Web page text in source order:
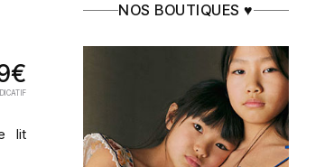
lit
NOS BOUTIQUES ♥